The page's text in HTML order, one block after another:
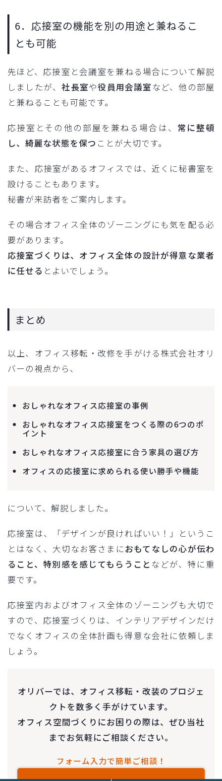
6．応接室の機能を別の用途と兼ねるこ
とも可能
先ほど、応接室と会議室を兼ねる場合について解説
しましたが、社長室や役員用会議室 など、他の部屋
と兼ねることも可能です。
応接室とその他の部屋を兼ねる場合は、 常に整頓
し、綺麗な状態を保つ ことが大切です。
また、応接室があるオフィスでは、近くに秘書室を
設けることもあります。
秘書が来訪者をご案内します。
その場合オフィス全体のゾーニングにも気を配る必
要があります。
応接室づくりは、オフィス全体の設計が得意な業者
に任せる とよいでしょう。
まとめ
以上、オフィス移転・改修を手がける株式会社オリ
バーの視点から、
おしゃれなオフィス応接室の事例
おしゃれなオフィス応接室をつくる際の6つのポ
イント
おしゃれなオフィス応接室に合う家具の選び方
オフィスの応接室に求められる使い勝手や機能
について、解説しました。
応接室は、「デザインが良ければいい！」というこ
とはなく、大切なお客さまにおもてなしの心が伝わ
ること、特別感を感じてもらうこと などが、特に重
要です。
応接室内およびオフィス全体のゾーニングも大切で
すので、応接室づくりは、インテリアデザインだけ
でなくオフィスの全体計画も得意な会社に依頼しま
しょう。
オリバーでは、オフィス移転・改装のプロジェ
クトを数多く手がけています。
オフィス空間づくりにお困りの際は、ぜひ当社
までお気軽にご相談ください。
フォーム入力で簡単ご相談！